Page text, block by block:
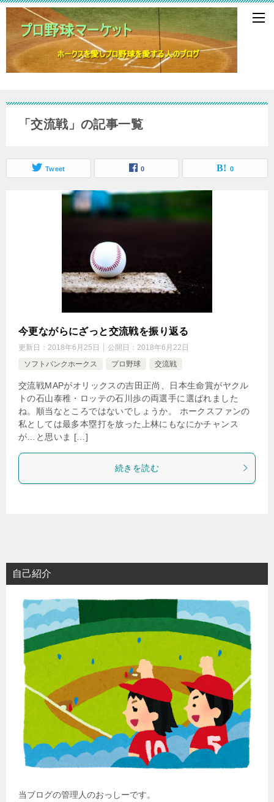
「交流戦」の記事一覧
Tweet 0 0
今更ながらにざっと交流戦を振り返る
更新日： 2018年6月25日 公開日： 2018年6月22日
ソフトバンクホークス
プロ野球 交流戦
交流戦MAPがオリックスの吉田正尚、日本生命賞がヤクル
トの石山泰稚・ロッテの石川歩の両選手に選ばれました
ね。順当なところではないでしょうか。 ホークスファンの
私としては最多本塁打を放った上林にもなにかチャンス
が…と思いま […]
続きを読む
自己紹介
当ブログの管理人のおっしーです。